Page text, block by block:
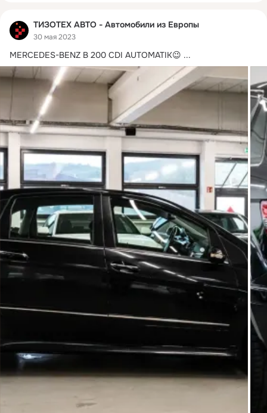
ТИЗОТЕХ АВТО - Автомобили из Европы
30 мая 2023
MERCEDES-BENZ B 200 CDI AUTOMATIK😉 ...